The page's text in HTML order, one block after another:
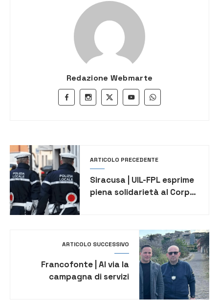
Redazione Webmarte
ARTICOLO PRECEDENTE
Siracusa | UIL-FPL esprime
piena solidarietà al Corpo
ARTICOLO SUCCESSIVO
Francofonte | Al via la
campagna di servizi